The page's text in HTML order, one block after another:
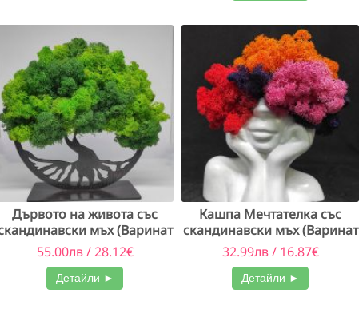
Дървото на живота със
мъх (Варинат
3)
55.00лв / 28.12€
Детайли ►
Кашпа Мечтателка със
скандинавски мъх (Варинат
2)
32.99лв / 16.87€
Детайли ►